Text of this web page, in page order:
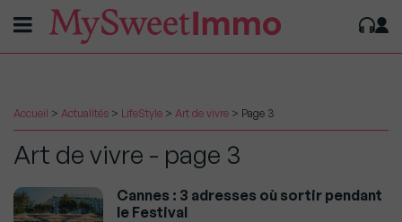
Accueil > Actualités > LifeStyle > Art de vivre > Page 3
Art de vivre - page 3
Cannes : 3 adresses où sortir pendant
le Festival